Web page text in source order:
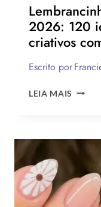
OU
2026: 120
criativos
Escrito por
LEIA MAIS
PAIS
2026:
IDEIAS
DE